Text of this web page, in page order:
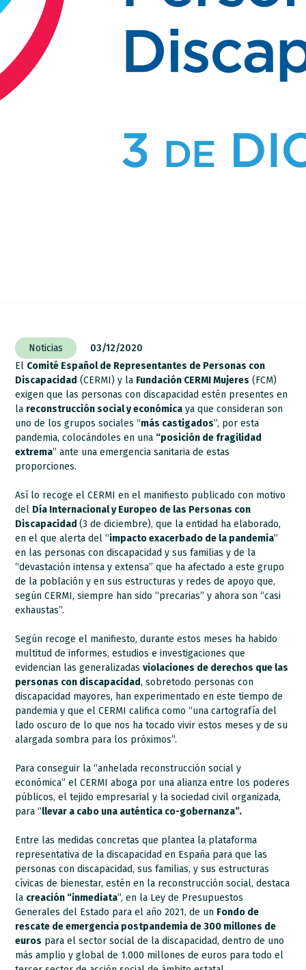
Noticias
03/12/2020
El Comité Español de Representantes de Personas con
Discapacidad (CERMI) y la Fundación CERMI Mujeres (FCM)
exigen que las personas con discapacidad estén presentes en
la reconstrucción social y económica ya que consideran son
uno de los grupos sociales “más castigados”, por esta
pandemia, colocándoles en una “posición de fragilidad
extrema” ante una emergencia sanitaria de estas
proporciones.
Así lo recoge el CERMI en el manifiesto publicado con motivo
del Día Internacional y Europeo de las Personas con
Discapacidad(3 de diciembre), que la entidad ha elaborado,
en el que alerta del “impacto exacerbado de la pandemia”
en las personas con discapacidad y sus familias y de la
“devastación intensa y extensa” que ha afectado a este grupo
de la población y en sus estructuras y redes de apoyo que,
según CERMI, siempre han sido “precarias” y ahora son “casi
exhaustas”.
Según recoge el manifiesto, durante estos meses ha habido
multitud de informes, estudios e investigaciones que
evidencian las generalizadasviolaciones de derechos que las
personas con discapacidad, sobretodo personas con
discapacidad mayores, han experimentado en este tiempo de
pandemia y que el CERMI califica como “una cartografía del
lado oscuro de lo que nos ha tocado vivir estos meses y de su
alargada sombra para los próximos”.
Para conseguir la “anhelada reconstrucción social y
económica” el CERMI aboga por una alianza entre los poderes
públicos, el tejido empresarial y la sociedad civil organizada,
para “llevar a cabo una auténtica co-gobernanza”.
Entre las medidas concretas que plantea la plataforma
representativa de la discapacidad en España para que las
personas con discapacidad, sus familias, y sus estructuras
cívicas de bienestar, estén en la reconstrucción social, destaca
la creación “inmediata”, en la Ley de Presupuestos
Generales del Estado para el año 2021, de un Fondo de
rescate de emergencia postpandemia de 300 millones de
euros para el sector social de la discapacidad, dentro de uno
más amplio y global de 1.000 millones de euros para todo el